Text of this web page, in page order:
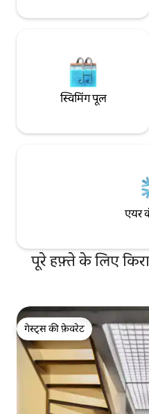
स्विमिंग पूल
एयर
पूरे हफ़्ते के लिए
गेस्ट्स की फ़ेवरेट
गेस्ट्स की फ़ेवरेट